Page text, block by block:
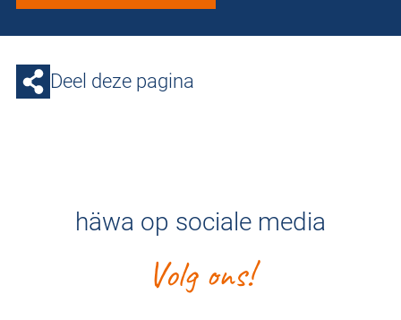
Deel deze pagina
häwa op sociale media
Volg ons!